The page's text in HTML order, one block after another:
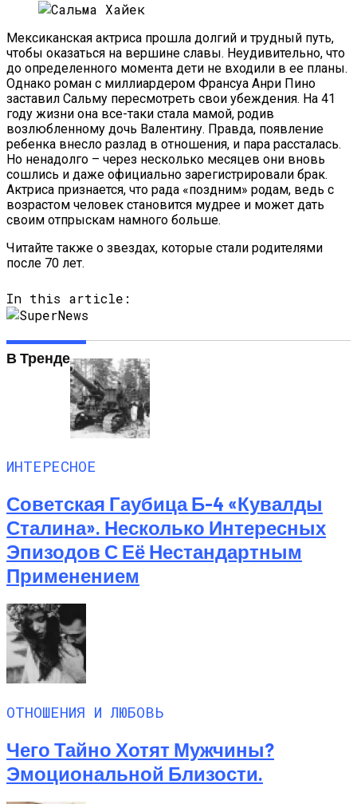
Мексиканская актриса прошла долгий и трудный путь,
чтобы оказаться на вершине славы. Неудивительно, что
до определенного момента дети не входили в ее планы.
Однако роман с миллиардером Франсуа Анри Пино
заставил Сальму пересмотреть свои убеждения. На 41
году жизни она все-таки стала мамой, родив
возлюбленному дочь Валентину. Правда, появление
ребенка внесло разлад в отношения, и пара рассталась.
Но ненадолго – через несколько месяцев они вновь
сошлись и даже официально зарегистрировали брак.
Актриса признается, что рада «поздним» родам, ведь с
возрастом человек становится мудрее и может дать
своим отпрыскам намного больше.
Читайте также о звездах, которые стали родителями
после 70 лет.
In this article:
В Тренде
ИНТЕРЕСНОЕ
Советская Гаубица Б-4 «Кувалды
Сталина». Несколько Интересных
Эпизодов С Её Нестандартным
Применением
ОТНОШЕНИЯ И ЛЮБОВЬ
Чего Тайно Хотят Мужчины?
Эмоциональной Близости.